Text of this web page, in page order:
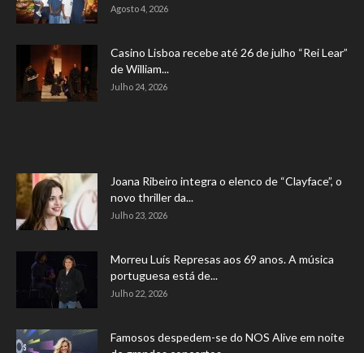
Agosto 4, 2026
Casino Lisboa recebe até 26 de julho “Rei Lear”
de William...
Julho 24, 2026
Joana Ribeiro integra o elenco de “Clayface”, o
novo thriller da...
Julho 23, 2026
Morreu Luís Represas aos 69 anos. A música
portuguesa está de...
Julho 22, 2026
Famosos despedem-se do NOS Alive em noite